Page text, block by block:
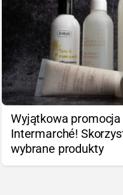
Wyjątkowa
Intermarché!
wybrane produkty